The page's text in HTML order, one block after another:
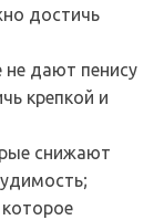
достичь
дают пенису
крепкой и
снижают